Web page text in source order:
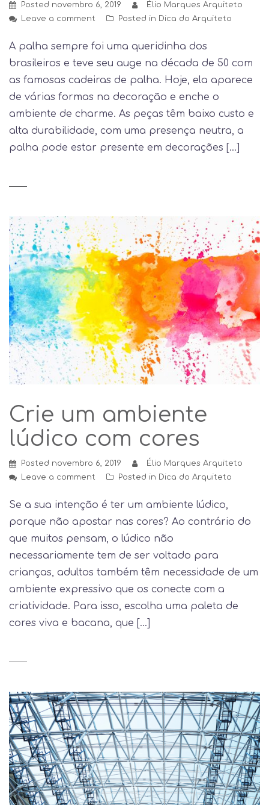
Posted novembro 6, 2019
Élio Marques Arquiteto
Leave a comment
Posted in Dica do Arquiteto
A palha sempre foi uma queridinha dos
brasileiros e teve seu auge na década de 50 com
as famosas cadeiras de palha. Hoje, ela aparece
de várias formas na decoração e enche o
ambiente de charme. As peças têm baixo custo e
alta durabilidade, com uma presença neutra, a
palha pode estar presente em decorações […]
Crie um ambiente
lúdico com cores
Posted novembro 6, 2019
Élio Marques Arquiteto
Leave a comment
Posted in Dica do Arquiteto
Se a sua intenção é ter um ambiente lúdico,
porque não apostar nas cores? Ao contrário do
que muitos pensam, o lúdico não
necessariamente tem de ser voltado para
crianças, adultos também têm necessidade de um
ambiente expressivo que os conecte com a
criatividade. Para isso, escolha uma paleta de
cores viva e bacana, que […]